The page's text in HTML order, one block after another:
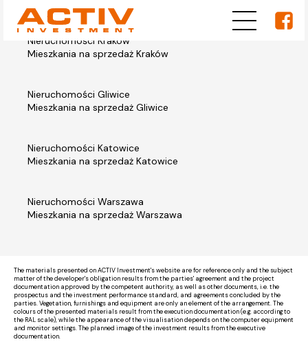
Nieruchomości Kraków
Mieszkania na sprzedaż Kraków
Nieruchomości Gliwice
Mieszkania na sprzedaż Gliwice
Nieruchomości Katowice
Mieszkania na sprzedaż Katowice
Nieruchomości Warszawa
Mieszkania na sprzedaż Warszawa
The materials presented on ACTIV Investment's website are for reference only and the subject
matter of the developer's obligation results from the parties' agreement and the project
documentation approved by the competent authority, as well as other documents, i.e. the
prospectus and the investment performance standard, and agreements concluded by the
parties. Vegetation, furnishings and equipment are only an element of the arrangement. The
colours of the presented materials result from the execution documentation (e.g. according to
the RAL scale), while the appearance of the visualisation depends on the computer equipment
and monitor settings. The planned image of the investment results from the executive
documentation.